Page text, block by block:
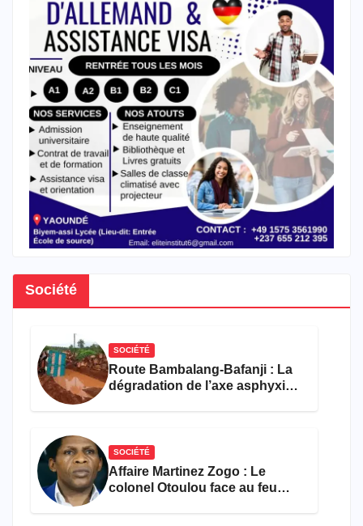
Société
SOCIÉTÉ
Route Bambalang-Bafanji : La
dégradation de l’axe asphyxie
SOCIÉTÉ
Affaire Martinez Zogo : Le
colonel Otoulou face au feu